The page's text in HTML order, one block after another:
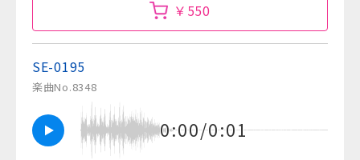
￥550
SE-0195
楽曲No.8348
0:00/0:01